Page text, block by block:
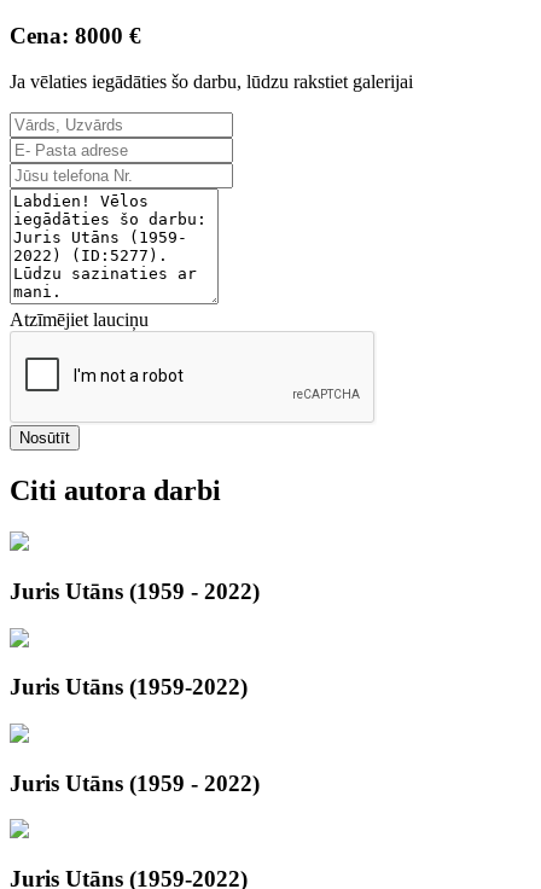
Cena: 8000 €
Ja vēlaties iegādāties šo darbu, lūdzu rakstiet galerijai
Atzīmējiet lauciņu
Nosūtīt
Citi autora darbi
Juris Utāns (1959 - 2022)
Juris Utāns (1959-2022)
Juris Utāns (1959 - 2022)
Juris Utāns (1959-2022)